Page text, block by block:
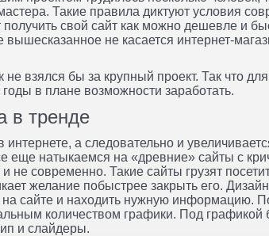
Такие правила диктуют условия
свой сайт как можно дешевле и
вышесказанное не касается интернет-
взялся бы за крупный проект. Так что
в плане возможности заработать.
в тренде
а следовательно и
еще натыкаемся на «древние» сайты с
не современно. Такие сайты грузят
желание побыстрее закрыть его. Дизайн
на сайте и находить нужную информацию.
количеством графики. Под графикой
и слайдеры.